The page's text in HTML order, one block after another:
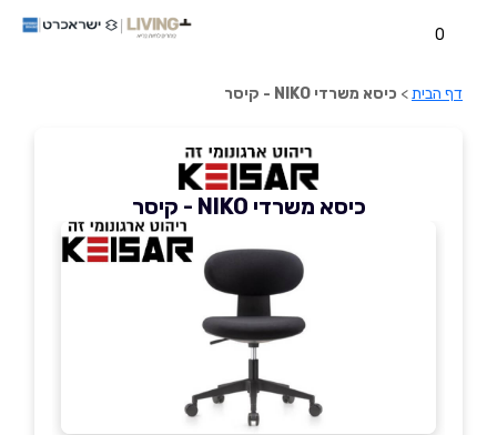
0
דף הבית> כיסא משרדי NIKO - קיסר
כיסא משרדי NIKO - קיסר